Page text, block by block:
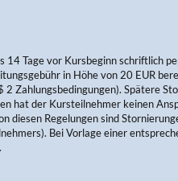
14 Tage vor Kursbeginn schriftlich
in Höhe von 20 EUR
2 Zahlungsbedingungen). Spätere
hat der Kursteilnehmer keinen
diesen Regelungen sind
Bei Vorlage einer